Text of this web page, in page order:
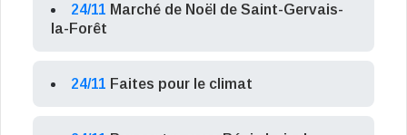
24/11 Marché de Noël de Saint-Gervais-
la-Forêt
24/11 Faites pour le climat